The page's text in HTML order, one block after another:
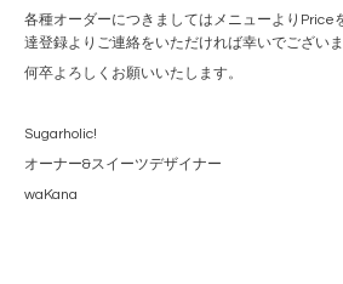
各種オーダーにつきましてはメニューよりPrice
達登録よりご連絡をいただければ幸いでございま
何卒よろしくお願いいたします。
Sugarholic!
オーナー&スイーツデザイナー
waKana